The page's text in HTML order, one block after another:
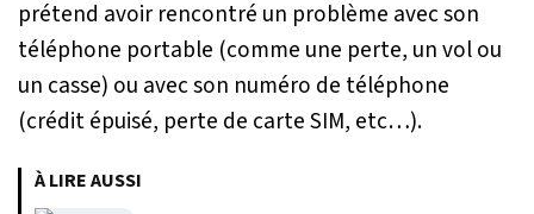
prétend avoir rencontré un problème avec son
téléphone portable (comme une perte, un vol ou
un casse) ou avec son numéro de téléphone
(crédit épuisé, perte de carte SIM, etc…).
À LIRE AUSSI